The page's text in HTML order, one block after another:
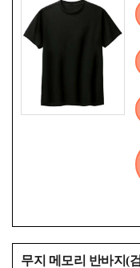
무지 메모리 반바지(